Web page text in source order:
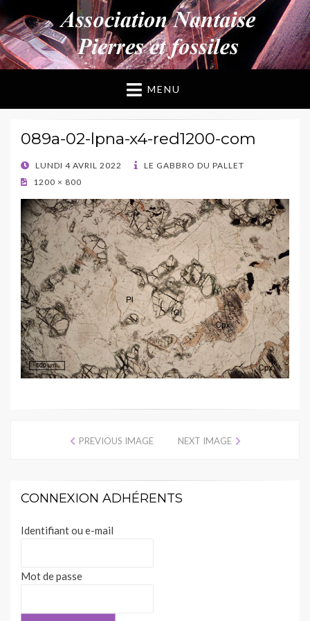
ANPF
Association Nantaise Pierres et Fossiles
MENU
089a-02-lpna-x4-red1200-com
POSTED
ON
LUNDI 4 AVRIL 2022
LE GABBRO DU PALLET
1200 × 800
PREVIOUS IMAGE NEXT IMAGE
CONNEXION ADHÉRENTS
Identifiant ou e-mail
Mot de passe